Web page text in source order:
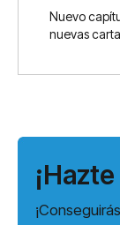
Nuevo
nuevas